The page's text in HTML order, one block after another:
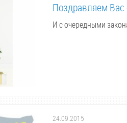
Поздравляем
И с очередными
24.09.2015